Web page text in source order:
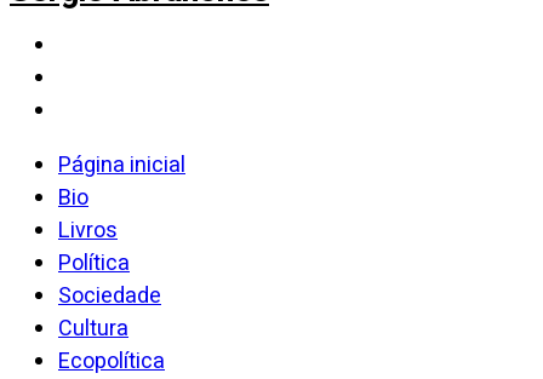
Página inicial
Bio
Livros
Política
Sociedade
Cultura
Ecopolítica